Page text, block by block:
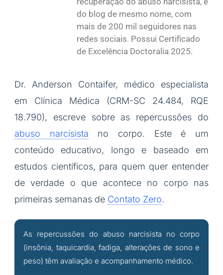
do blog de mesmo nome, com
mais de 200 mil seguidores nas
redes sociais. Possui Certificado
de Excelência Doctoralia 2025.
Dr. Anderson Contaifer, médico especialista
em Clínica Médica (CRM-SC 24.484, RQE
18.790), escreve sobre as repercussões do
abuso narcisista no corpo. Este é um
conteúdo educativo, longo e baseado em
estudos científicos, para quem quer entender
de verdade o que acontece no corpo nas
primeiras semanas de Contato Zero.
As repercussões do abuso narcisista no corpo
(insônia, taquicardia, fadiga, alterações de sono e
peso) têm avaliação e acompanhamento médico.